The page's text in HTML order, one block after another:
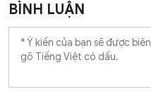
BÌNH LUẬN